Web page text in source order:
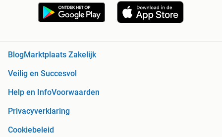
BlogMarktplaats Zakelijk
Veilig en Succesvol
Help en InfoVoorwaarden
Privacyverklaring
Cookiebeleid